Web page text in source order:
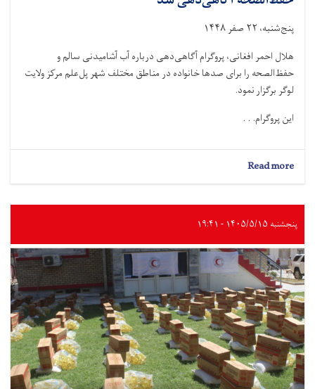
پنج‌شنبه، ۲۲ صفر ۱۴۴۸
هلال احمر افغانی، پروگرام آگاهی‌دهی درباره آب آشامیدنی سالم و
حفظ‌الصحه را برای صدها خانواده در مناطق مختلف شهر پل‌علم مرکز ولایت
لوگر برگزار نمود.
این پروگرام. . .
Read more
لوگر؛
صدها
خانواده
آب
آشامیدنی
سالم
و
حفظ‌الصحه
آگاهی‌دهی
شد
پنجشنبه ۱۴۰۵/۵/۱۵ - ۱۹:۴۱